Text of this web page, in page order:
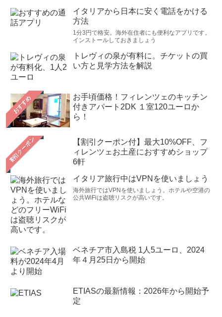
イタリアから日本に安く電話をかける
方法
1分3円で格安。海外在住者にも便利なアプリです。
インストールしておきましょう
トレヴィの泉が有料に。チケットの買
い方と見学方法を解説
おすすめ
お手頃価格！フィレンツェのキッチン
付きアパート2DK １室120ユーロか
ら！
【割引クーポン付】最大10%OFF、フ
ィレンツェお土産におすすめショップ
6軒
イタリア旅行中はVPNを使いましょう
海外旅行ではVPNを使いましょう。ホテルや空港の
公共WiFiは盗聴リスクが高いです。
ベネチア市入島税 1人5ユーロ、2024
年４月25日から開始
ETIASの最新情報：2026年から開始予
定